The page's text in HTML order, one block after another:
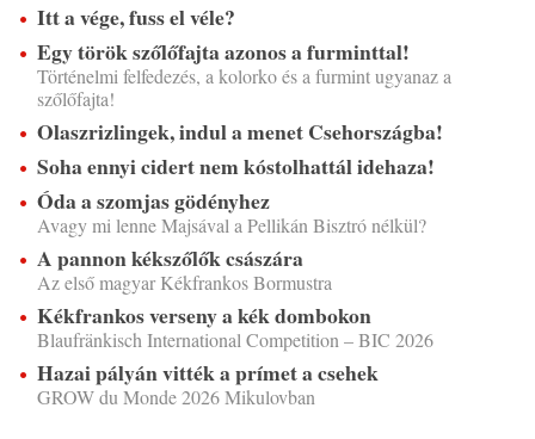
Itt a vége, fuss el véle?
Egy török szőlőfajta azonos a furminttal!
Történelmi felfedezés, a kolorko és a furmint ugyanaz a
szőlőfajta!
Olaszrizlingek, indul a menet Csehországba!
Soha ennyi cidert nem kóstolhattál idehaza!
Óda a szomjas gödényhez
Avagy mi lenne Majsával a Pellikán Bisztró nélkül?
A pannon kékszőlők császára
Az első magyar Kékfrankos Bormustra
Kékfrankos verseny a kék dombokon
Blaufränkisch International Competition – BIC 2026
Hazai pályán vitték a prímet a csehek
GROW du Monde 2026 Mikulovban